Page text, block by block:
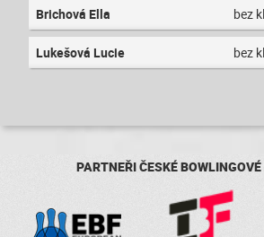
Brichová Ella bez
Lukešová Lucie bez
PARTNEŘI ČESKÉ